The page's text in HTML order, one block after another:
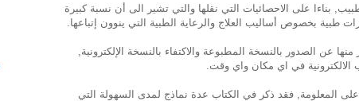
بناءا على الاحصائيات التي نقلها والتي تشير الى أن نسبة كبيرة
طبية بخصوص أساليب العلاج والرعاية الطبية التي ينوون إتباعها.
عن الصدور بالنسخة المطبوعة والاكتفاء بالنسخة الإلكترونية,
في اي مكان واي وقت.
المعلومة, فقد ذكر في الكتاب عدة نماذج لمدى السهولة التي